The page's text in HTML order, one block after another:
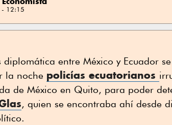
12:15
diplomática entre México y Ecuador
la noche policías ecuatorianos
de México en Quito, para poder
, quien se encontraba ahí desde